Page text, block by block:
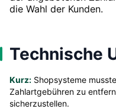
die Wahl der Kunden.
Technische
Kurz: Shopsysteme
Zahlartgebühren zu
sicherzustellen.